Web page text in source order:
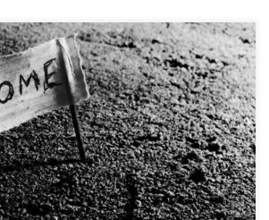
Radio mit Timur Beygo,
von Netzwerk Konkrete Solidarität e.V.: „Wir
ehrenamtliches